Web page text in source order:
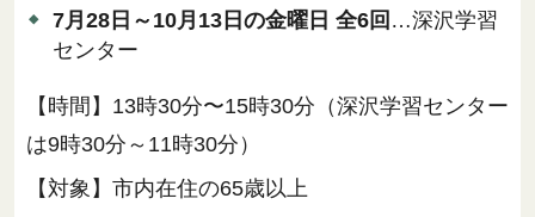
7月28日～10月13日の金曜日 全6回 …深沢学習
センター
【時間】13時30分〜15時30分（深沢学習センター
は9時30分～11時30分）
【対象】市内在住の65歳以上